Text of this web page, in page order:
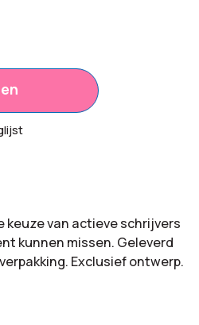
keuze van actieve schrijvers
kunnen missen. Geleverd
Exclusief ontwerp.